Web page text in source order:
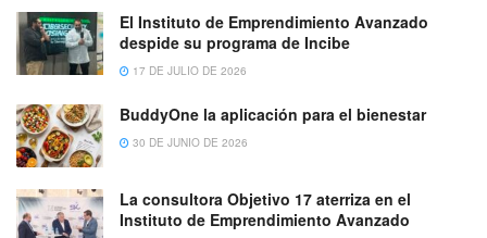
El Instituto de Emprendimiento Avanzado
despide su programa de Incibe
17 DE JULIO DE 2026
BuddyOne la aplicación para el bienestar
30 DE JUNIO DE 2026
La consultora Objetivo 17 aterriza en el
Instituto de Emprendimiento Avanzado